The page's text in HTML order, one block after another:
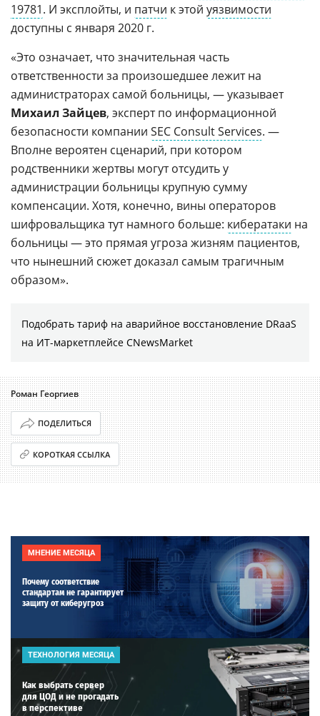
19781. И эксплойты, и патчи к этой уязвимости
доступны с января 2020 г.
«Это означает, что значительная часть
ответственности за произошедшее лежит на
администраторах самой больницы, — указывает
Михаил Зайцев, эксперт по информационной
безопасности компании SEC Consult Services. —
Вполне вероятен сценарий, при котором
родственники жертвы могут отсудить у
администрации больницы крупную сумму
компенсации. Хотя, конечно, вины операторов
шифровальщика тут намного больше: кибератаки на
больницы — это прямая угроза жизням пациентов,
что нынешний сюжет доказал самым трагичным
образом».
Подобрать тариф на аварийное восстановление DRaaS
на ИТ-маркетплейсе CNewsMarket
Роман Георгиев
ПОДЕЛИТЬСЯ
КОРОТКАЯ ССЫЛКА
МНЕНИЕ МЕСЯЦА
Почему соответствие
стандартам не гарантирует
защиту от киберугроз
ТЕХНОЛОГИЯ МЕСЯЦА
Как выбрать сервер
для ЦОД и не прогадать
в перспективе